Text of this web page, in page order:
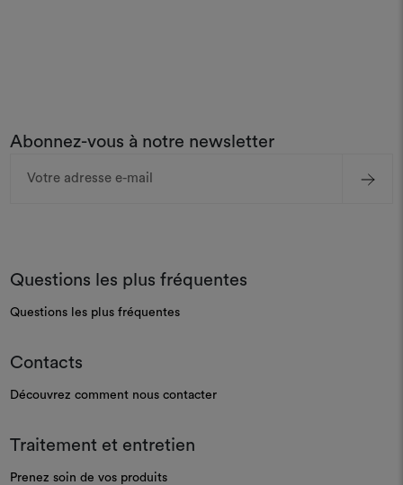
Abonnez-vous à notre newsletter
Questions les plus fréquentes
Questions les plus fréquentes
Contacts
Découvrez comment nous contacter
Traitement et entretien
Prenez soin de vos produits